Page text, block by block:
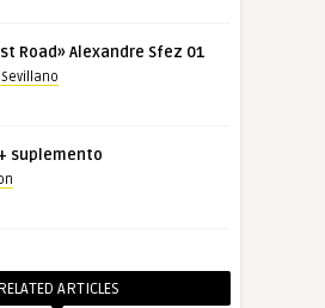
Road» Alexandre Sfez 01
suplemento
ARTICLES